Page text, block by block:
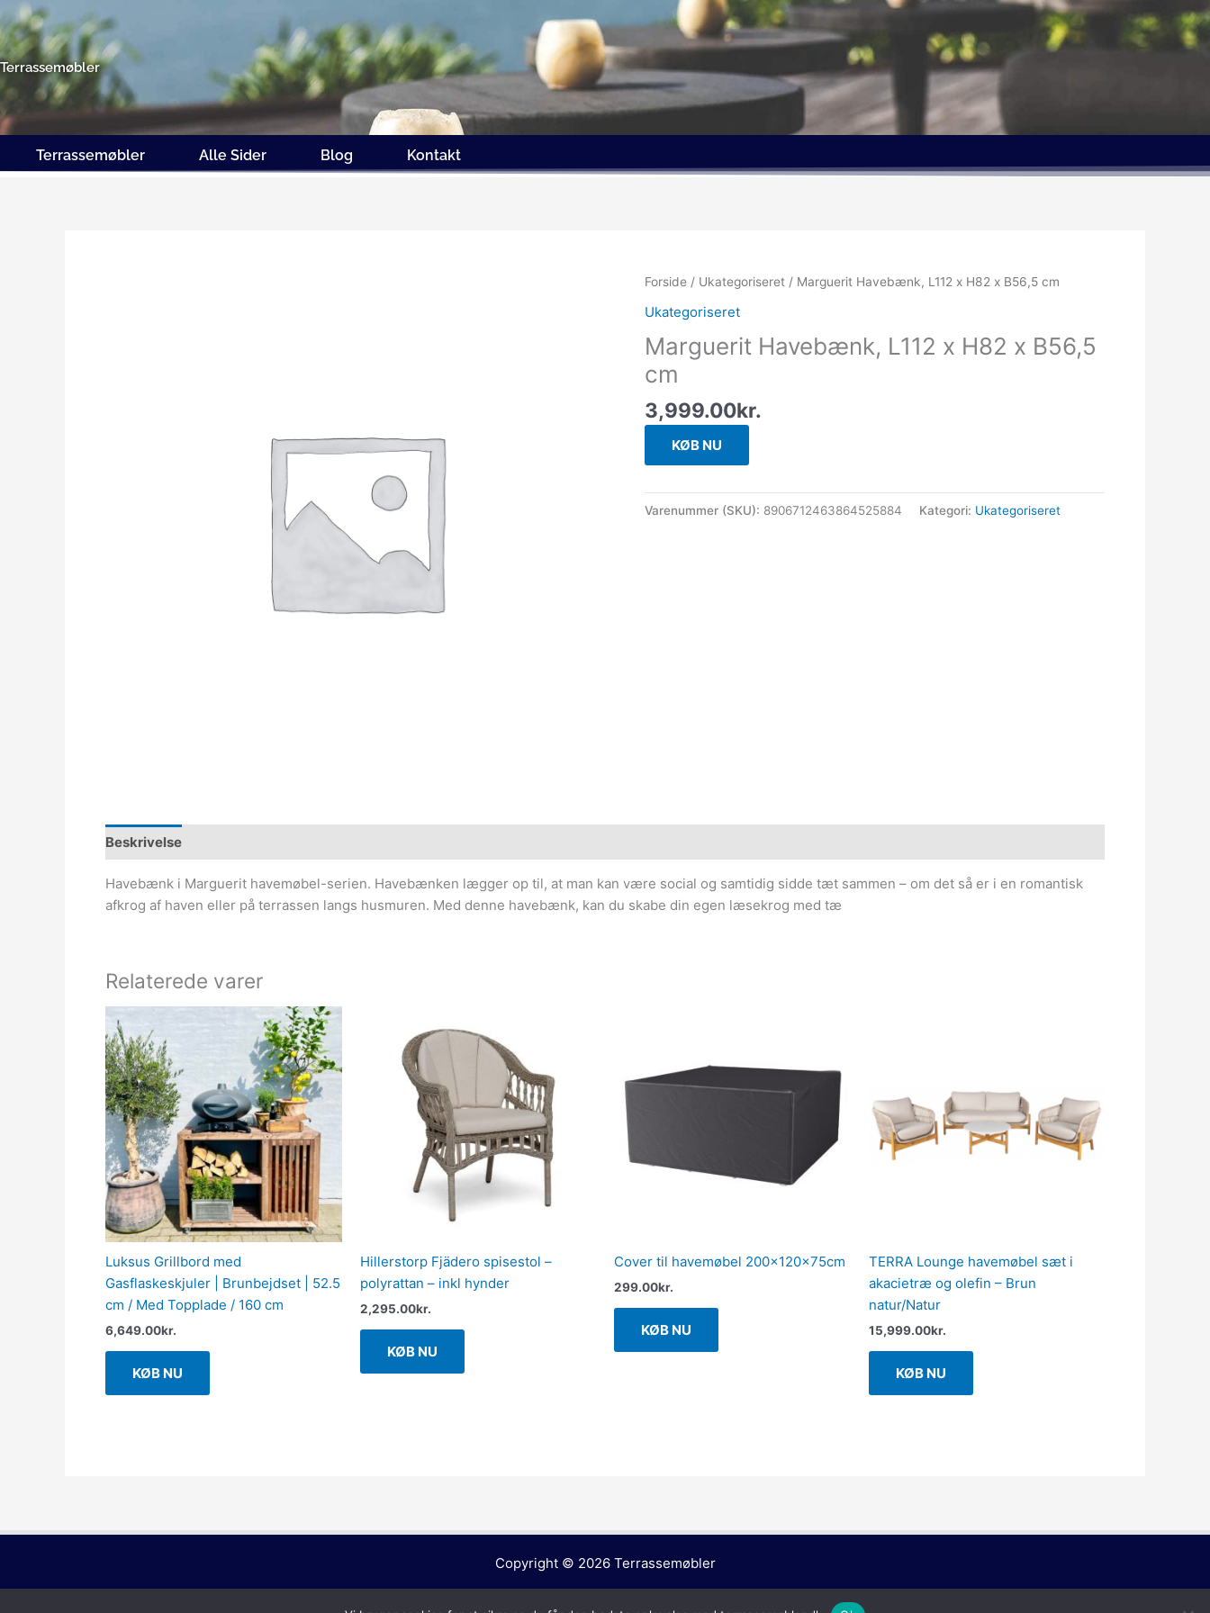
til
indholdet
Terrassemøbler
Terrassemøbler Alle Sider Blog Kontakt
Forside / Ukategoriseret / Marguerit Havebænk, L112 x H82 x B56,5 cm
Ukategoriseret
Marguerit Havebænk, L112 x H82 x B56,5
cm
3,999.00kr.
KØB NU
Varenummer (SKU): 8906712463864525884 Kategori: Ukategoriseret
Beskrivelse
Havebænk i Marguerit havemøbel-serien. Havebænken lægger op til, at man kan være social og samtidig sidde tæt sammen – om det så er i en romantisk
afkrog af haven eller på terrassen langs husmuren. Med denne havebænk, kan du skabe din egen læsekrog med tæ
Relaterede varer
Luksus Grillbord med
Gasflaskeskjuler | Brunbejdset | 52.5
cm / Med Topplade / 160 cm
6,649.00kr.
KØB NU
Hillerstorp Fjädero spisestol –
polyrattan – inkl hynder
2,295.00kr.
KØB NU
Cover til havemøbel 200x120x75cm
299.00kr.
KØB NU
TERRA Lounge havemøbel sæt i
akacietræ og olefin – Brun
natur/Natur
15,999.00kr.
KØB NU
Copyright © 2026 Terrassemøbler